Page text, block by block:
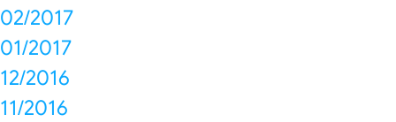
02/2017
01/2017
12/2016
11/2016